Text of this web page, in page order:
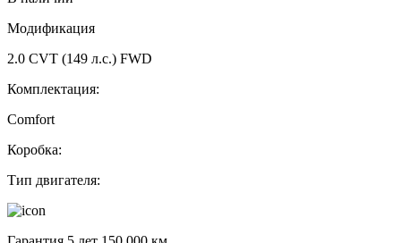
Модификация
2.0 CVT (149 л.с.) FWD
Комплектация:
Comfort
Коробка:
Тип двигателя: